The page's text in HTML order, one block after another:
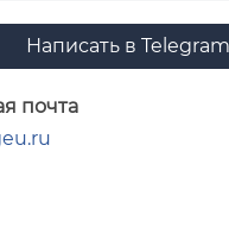
Написать в Telegram
почта